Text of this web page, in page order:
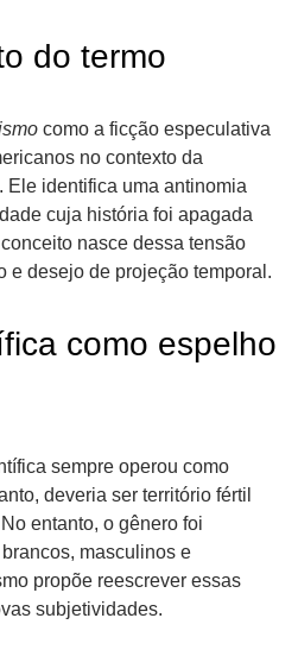
do termo
como a ficção especulativa
no contexto da
Ele identifica uma antinomia
cuja história foi apagada
nasce dessa tensão
e desejo de projeção temporal.
como espelho
sempre operou como
deveria ser território fértil
entanto, o gênero foi
masculinos e
propõe reescrever essas
subjetividades.